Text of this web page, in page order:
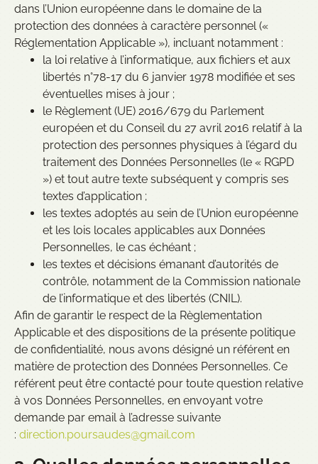
dans l’Union européenne dans le domaine de la
protection des données à caractère personnel («
Réglementation Applicable »), incluant notamment :
la loi relative à l’informatique, aux fichiers et aux
libertés n°78-17 du 6 janvier 1978 modifiée et ses
éventuelles mises à jour ;
le Règlement (UE) 2016/679 du Parlement
européen et du Conseil du 27 avril 2016 relatif à la
protection des personnes physiques à l’égard du
traitement des Données Personnelles (le « RGPD
») et tout autre texte subséquent y compris ses
textes d’application ;
les textes adoptés au sein de l’Union européenne
et les lois locales applicables aux Données
Personnelles, le cas échéant ;
les textes et décisions émanant d’autorités de
contrôle, notamment de la Commission nationale
de l’informatique et des libertés (CNIL).
Afin de garantir le respect de la Règlementation
Applicable et des dispositions de la présente politique
de confidentialité, nous avons désigné un référent en
matière de protection des Données Personnelles. Ce
référent peut être contacté pour toute question relative
à vos Données Personnelles, en envoyant votre
demande par email à l’adresse suivante
: direction.poursaudes@gmail.com